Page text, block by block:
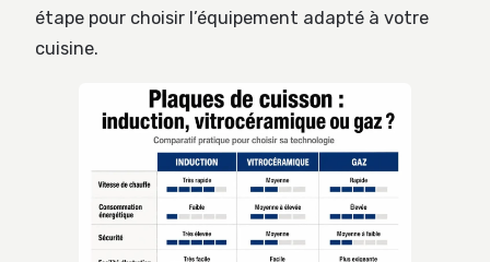
étape pour choisir l’équipement adapté à votre
cuisine.